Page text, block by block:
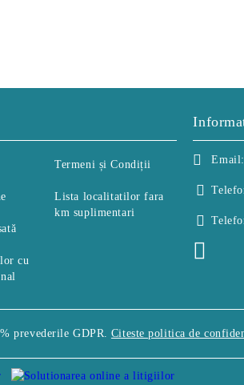
cu
Termeni și Condiții
Lista localitatilor fara
km suplimentari
Email:
prevederile GDPR. Citeste politica de